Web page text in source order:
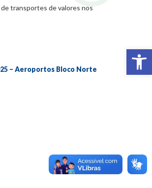
transportes de valores nos
– Aeroportos Bloco Norte